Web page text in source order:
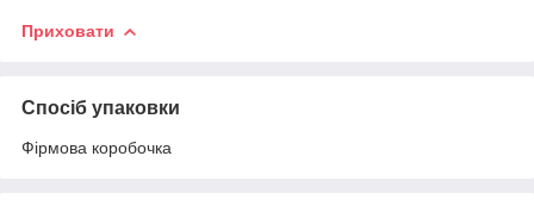
Приховати
Спосіб упаковки
Фірмова коробочка